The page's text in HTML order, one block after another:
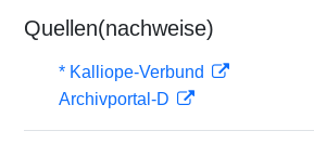
Quellen(nachweise)
* Kalliope-Verbund
Archivportal-D